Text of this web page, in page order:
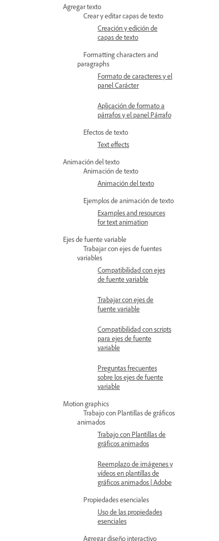
Agregar texto
Crear y editar capas de texto
Creación y edición de
capas de texto
Formatting characters and
paragraphs
Formato de caracteres y el
panel Carácter
Aplicación de formato a
párrafos y el panel Párrafo
Efectos de texto
Text effects
Animación del texto
Animación de texto
Animación del texto
Ejemplos de animación de texto
Examples and resources
for text animation
Ejes de fuente variable
Trabajar con ejes de fuentes
variables
Compatibilidad con ejes
de fuente variable
Trabajar con ejes de
fuente variable
Compatibilidad con scripts
para ejes de fuente
variable
Preguntas frecuentes
sobre los ejes de fuente
variable
Motion graphics
Trabajo con Plantillas de gráficos
animados
Trabajo con Plantillas de
gráficos animados
Reemplazo de imágenes y
vídeos en plantillas de
gráficos animados | Adobe
Propiedades esenciales
Uso de las propiedades
esenciales
Agregar diseño interactivo